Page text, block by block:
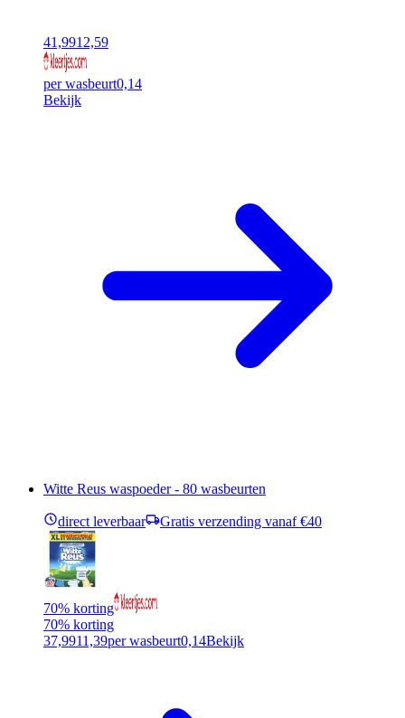
41,9912,59
per wasbeurt0,14
Bekijk
Witte Reus waspoeder - 80 wasbeurten
direct leverbaar Gratis verzending vanaf €40
70% korting
70% korting
37,9911,39per wasbeurt0,14Bekijk